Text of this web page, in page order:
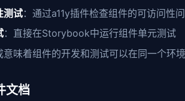
测试：通过a11y插件检查组件的可访问性
：直接在Storybook中运行组件单元测试
意味着组件的开发和测试可以在同一个环
文档